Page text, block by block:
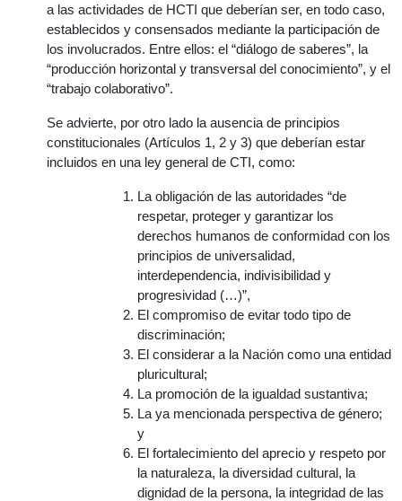
a las actividades de HCTI que deberían ser, en todo caso,
establecidos y consensados mediante la participación de
los involucrados. Entre ellos: el “diálogo de saberes”, la
“producción horizontal y transversal del conocimiento”, y el
“trabajo colaborativo”.
Se advierte, por otro lado la ausencia de principios
constitucionales (Artículos 1, 2 y 3) que deberían estar
incluidos en una ley general de CTI, como:
La obligación de las autoridades “de
respetar, proteger y garantizar los
derechos humanos de conformidad con los
principios de universalidad,
interdependencia, indivisibilidad y
progresividad (…)”,
El compromiso de evitar todo tipo de
discriminación;
El considerar a la Nación como una entidad
pluricultural;
La promoción de la igualdad sustantiva;
La ya mencionada perspectiva de género;
y
El fortalecimiento del aprecio y respeto por
la naturaleza, la diversidad cultural, la
dignidad de la persona, la integridad de las